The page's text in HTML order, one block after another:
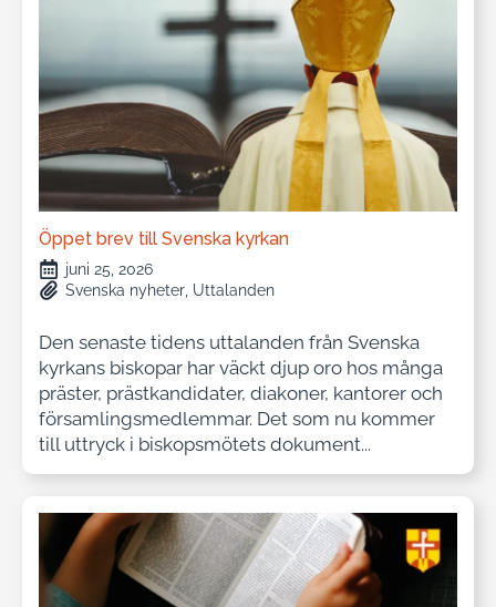
Öppet brev till Svenska kyrkan
juni 25, 2026
Svenska nyheter Uttalanden
Den senaste tidens uttalanden från Svenska
kyrkans biskopar har väckt djup oro hos många
präster, prästkandidater, diakoner, kantorer och
församlingsmedlemmar. Det som nu kommer
till uttryck i biskopsmötets dokument...